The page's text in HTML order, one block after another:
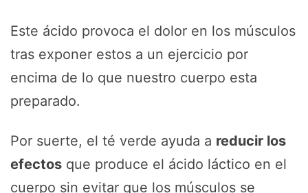
Este ácido provoca el dolor en los músculos
tras exponer estos a un ejercicio por
encima de lo que nuestro cuerpo esta
preparado.
Por suerte, el té verde ayuda a reducir los
efectos que produce el ácido láctico en el
cuerpo sin evitar que los músculos se